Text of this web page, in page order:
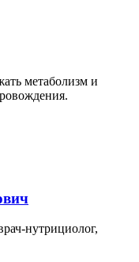
метаболизм и
нутрициолог,